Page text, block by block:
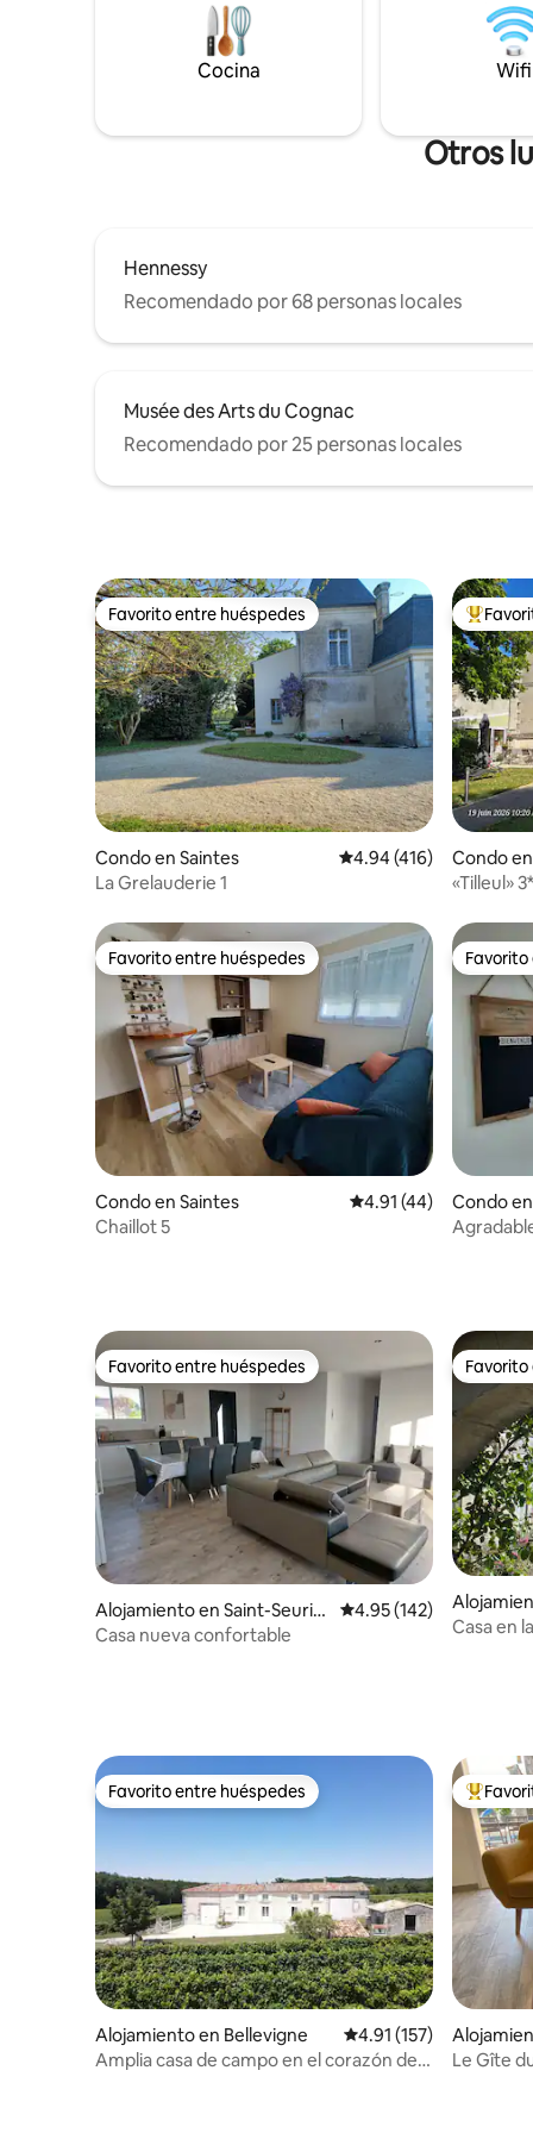
baño
Cocina Wifi
Otros
Hennessy
Recomendado por 68 personas locales
Musée des Arts du Cognac
Recomendado por 25 personas locales
Favorito entre huéspedes
Favorito entre huéspedes
Condo en Saintes Calificación promedio:
4.94 (416)
La Grelauderie 1
Condo
«Tilleul»
Favorito entre huéspedes
Favorito entre huéspedes
Condo en Saintes Calificación
4.91 (44)
Chaillot 5
Favorito
Condo
Favorito entre huéspedes
Favorito entre huéspedes
Alojamiento en Saint-Seurin-
de-Palenne
Calificación promedio:
4.95 (142)
Casa nueva confortable
Favorito
s-Bois
Casa en
Favorito entre huéspedes
Favorito entre huéspedes
Alojamiento en Bellevigne Calificación promedio:
4.91 (157)
Amplia casa de campo en el corazón del
Le Gîte